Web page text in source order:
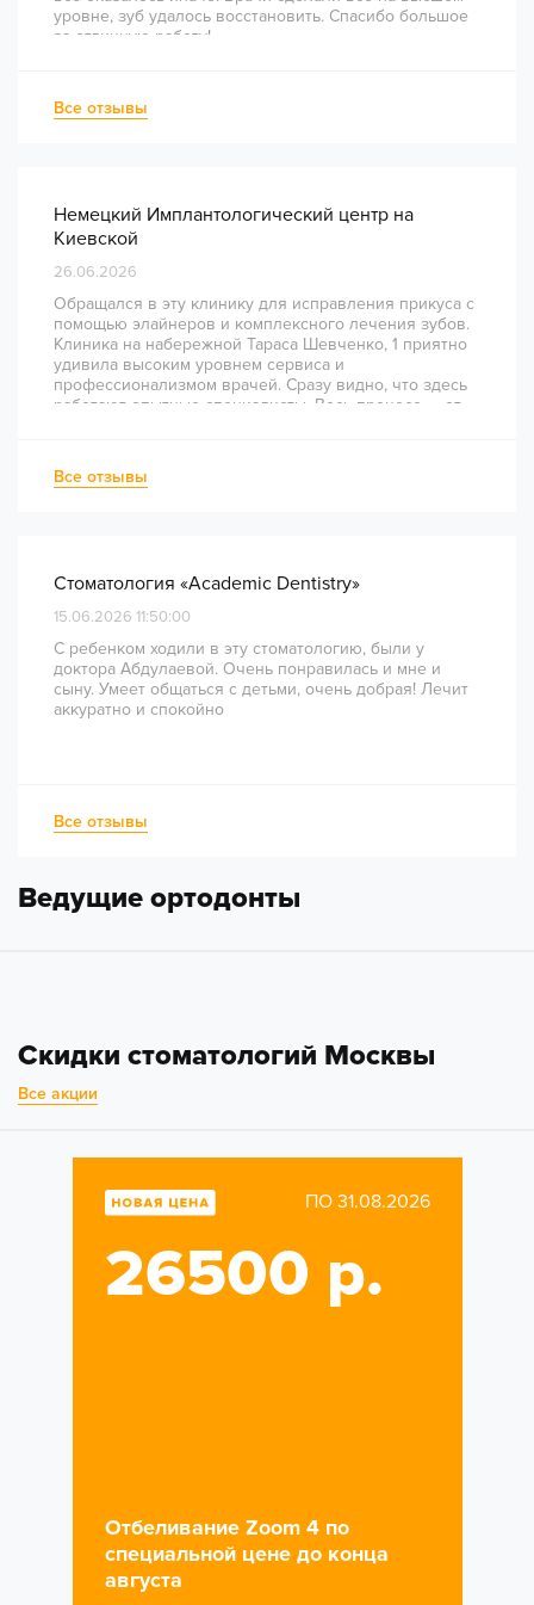
уровне, зуб удалось восстановить. Спасибо большое
за отличную работу!
Все отзывы
Немецкий Имплантологический центр на
Киевской
26.06.2026
Обращался в эту клинику для исправления прикуса с
помощью элайнеров и комплексного лечения зубов.
Клиника на набережной Тараса Шевченко, 1 приятно
удивила высоким уровнем сервиса и
профессионализмом врачей. Сразу видно, что здесь
работают опытные специалисты. Весь процесс — от
непростое перелечивание каналов прошло
комфортно и безболезненно. Рекомендую всем, кто
Все отзывы
Стоматология «Academic Dentistry»
15.06.2026 11:50:00
С ребенком ходили в эту стоматологию, были у
доктора Абдулаевой. Очень понравилась и мне и
сыну. Умеет общаться с детьми, очень добрая! Лечит
аккуратно и спокойно
Все отзывы
Ведущие ортодонты
Скидки стоматологий Москвы
Все акции
ПО 31.08.2026
26500 р.
Отбеливание Zoom 4 по
специальной цене до конца
августа